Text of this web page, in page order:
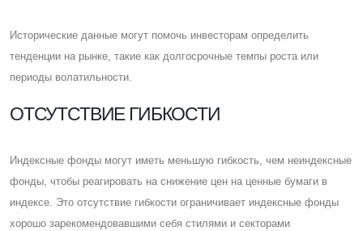
Исторические данные могут помочь инвесторам определить
тенденции на рынке, такие как долгосрочные темпы роста или
периоды волатильности.
ОТСУТСТВИЕ ГИБКОСТИ
Индексные фонды могут иметь меньшую гибкость, чем неиндексные
фонды, чтобы реагировать на снижение цен на ценные бумаги в
индексе. Это отсутствие гибкости ограничивает индексные фонды
хорошо зарекомендовавшими себя стилями и секторами